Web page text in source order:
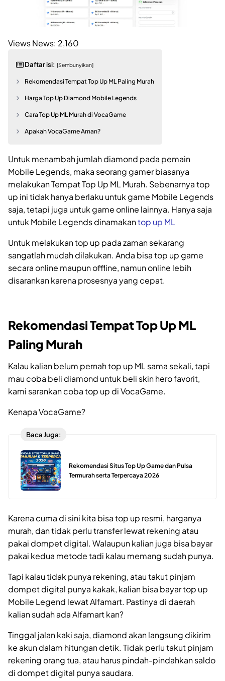
Views News: 2,160
Daftar isi: [Sembunyikan]
Rekomendasi Tempat Top Up ML Paling Murah
Harga Top Up Diamond Mobile Legends
Cara Top Up ML Murah di VocaGame
Apakah VocaGame Aman?
Untuk menambah jumlah diamond pada pemain
Mobile Legends, maka seorang gamer biasanya
melakukan Tempat Top Up ML Murah. Sebenarnya top
up ini tidak hanya berlaku untuk game Mobile Legends
saja, tetapi juga untuk game online lainnya. Hanya saja
untuk Mobile Legends dinamakantop up ML
Untuk melakukan top up pada zaman sekarang
sangatlah mudah dilakukan. Anda bisa top up game
secara online maupun offline, namun online lebih
disarankan karena prosesnya yang cepat.
Rekomendasi Tempat Top Up ML
Paling Murah
Kalau kalian belum pernah top up ML sama sekali, tapi
mau coba beli diamond untuk beli skin hero favorit,
kami sarankan coba top up di VocaGame.
Kenapa VocaGame?
Baca Juga:
Rekomendasi Situs Top Up Game dan Pulsa
Termurah serta Terpercaya 2026
Karena cuma di sini kita bisa top up resmi, harganya
murah, dan tidak perlu transfer lewat rekening atau
pakai dompet digital. Walaupun kalian juga bisa bayar
pakai kedua metode tadi kalau memang sudah punya.
Tapi kalau tidak punya rekening, atau takut pinjam
dompet digital punya kakak, kalian bisa bayar top up
Mobile Legend lewat Alfamart. Pastinya di daerah
kalian sudah ada Alfamart kan?
Tinggal jalan kaki saja, diamond akan langsung dikirim
ke akun dalam hitungan detik. Tidak perlu takut pinjam
rekening orang tua, atau harus pindah-pindahkan saldo
di dompet digital punya saudara.